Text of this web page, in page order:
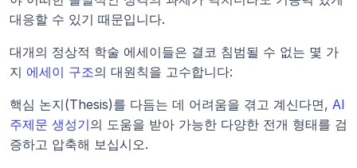
대응할 수 있기 때문입니다.
대개의 정상적 학술 에세이들은 결코 침범될 수 없는 몇 가
지 에세이 구조의 대원칙을 고수합니다:
핵심 논지(Thesis)를 다듬는 데 어려움을 겪고 계신다면, AI
주제문 생성기의 도움을 받아 가능한 다양한 전개 형태를 검
증하고 압축해 보십시오.